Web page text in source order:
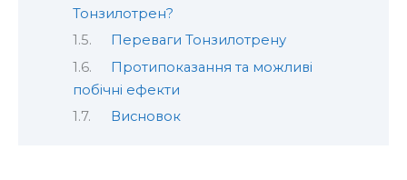
Тонзилотрен?
Переваги Тонзилотрену
Протипоказання та можливі
побічні ефекти
Висновок